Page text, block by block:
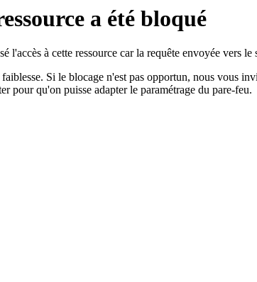
a été bloqué
à cette ressource car la requête envoyée vers le
Si le blocage n'est pas opportun, nous vous
pour qu'on puisse adapter le paramétrage du pare-feu.